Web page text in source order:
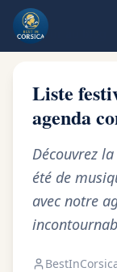
Retour au blog
Liste
agenda
Découvrez
été de
avec notre